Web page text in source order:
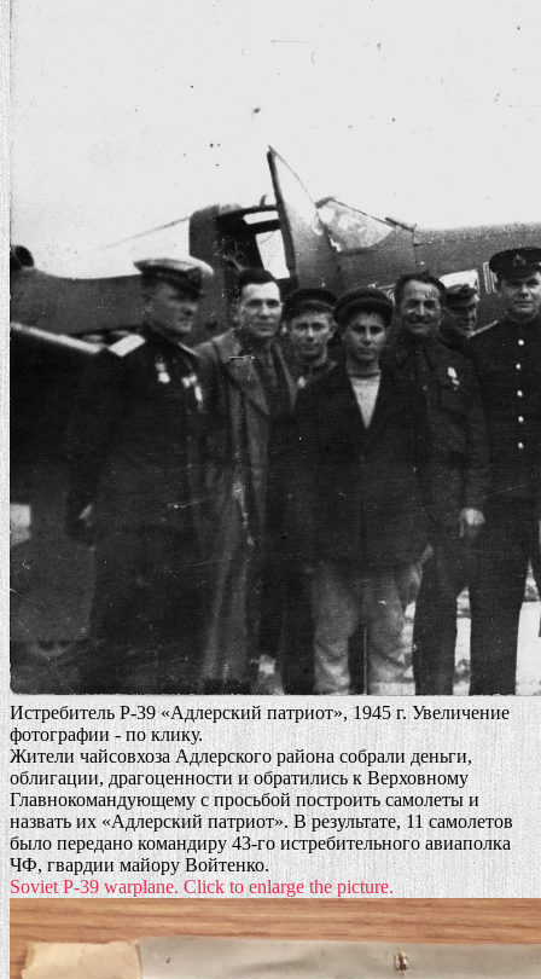
Истребитель Р-39 «Адлерский патриот», 1945 г. Увеличение
фотографии - по клику.
Жители чайсовхоза Адлерского района собрали деньги,
облигации, драгоценности и обратились к Верховному
Главнокомандующему с просьбой построить самолеты и
назвать их «Адлерский патриот». В результате, 11 самолетов
было передано командиру 43-го истребительного авиаполка
ЧФ, гвардии майору Войтенко.
Soviet P-39 warplane. Click to enlarge the picture.